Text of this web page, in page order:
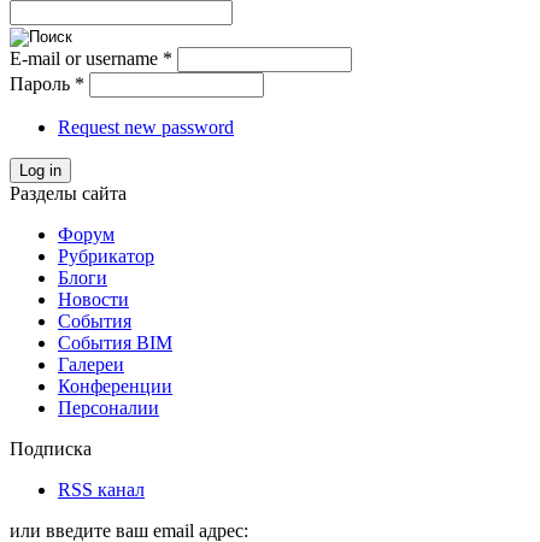
E-mail or username *
Пароль *
Request new password
Log in
Разделы сайта
Форум
Рубрикатор
Блоги
Новости
События
События BIM
Галереи
Конференции
Персоналии
Подписка
RSS канал
или введите ваш email адрес: